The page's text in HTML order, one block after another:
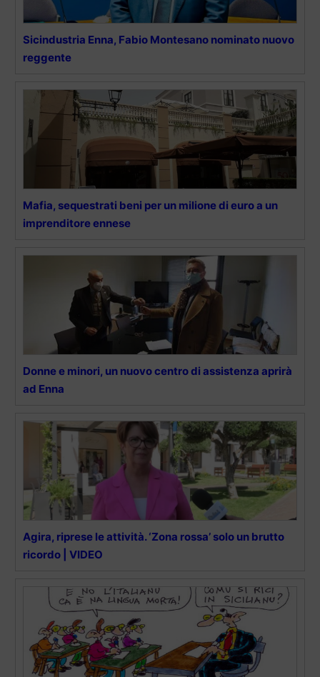
Sicindustria Enna, Fabio Montesano nominato nuovo
reggente
Mafia, sequestrati beni per un milione di euro a un
imprenditore ennese
Donne e minori, un nuovo centro di assistenza aprirà
ad Enna
Agira, riprese le attività. ‘Zona rossa’ solo un brutto
ricordo | VIDEO